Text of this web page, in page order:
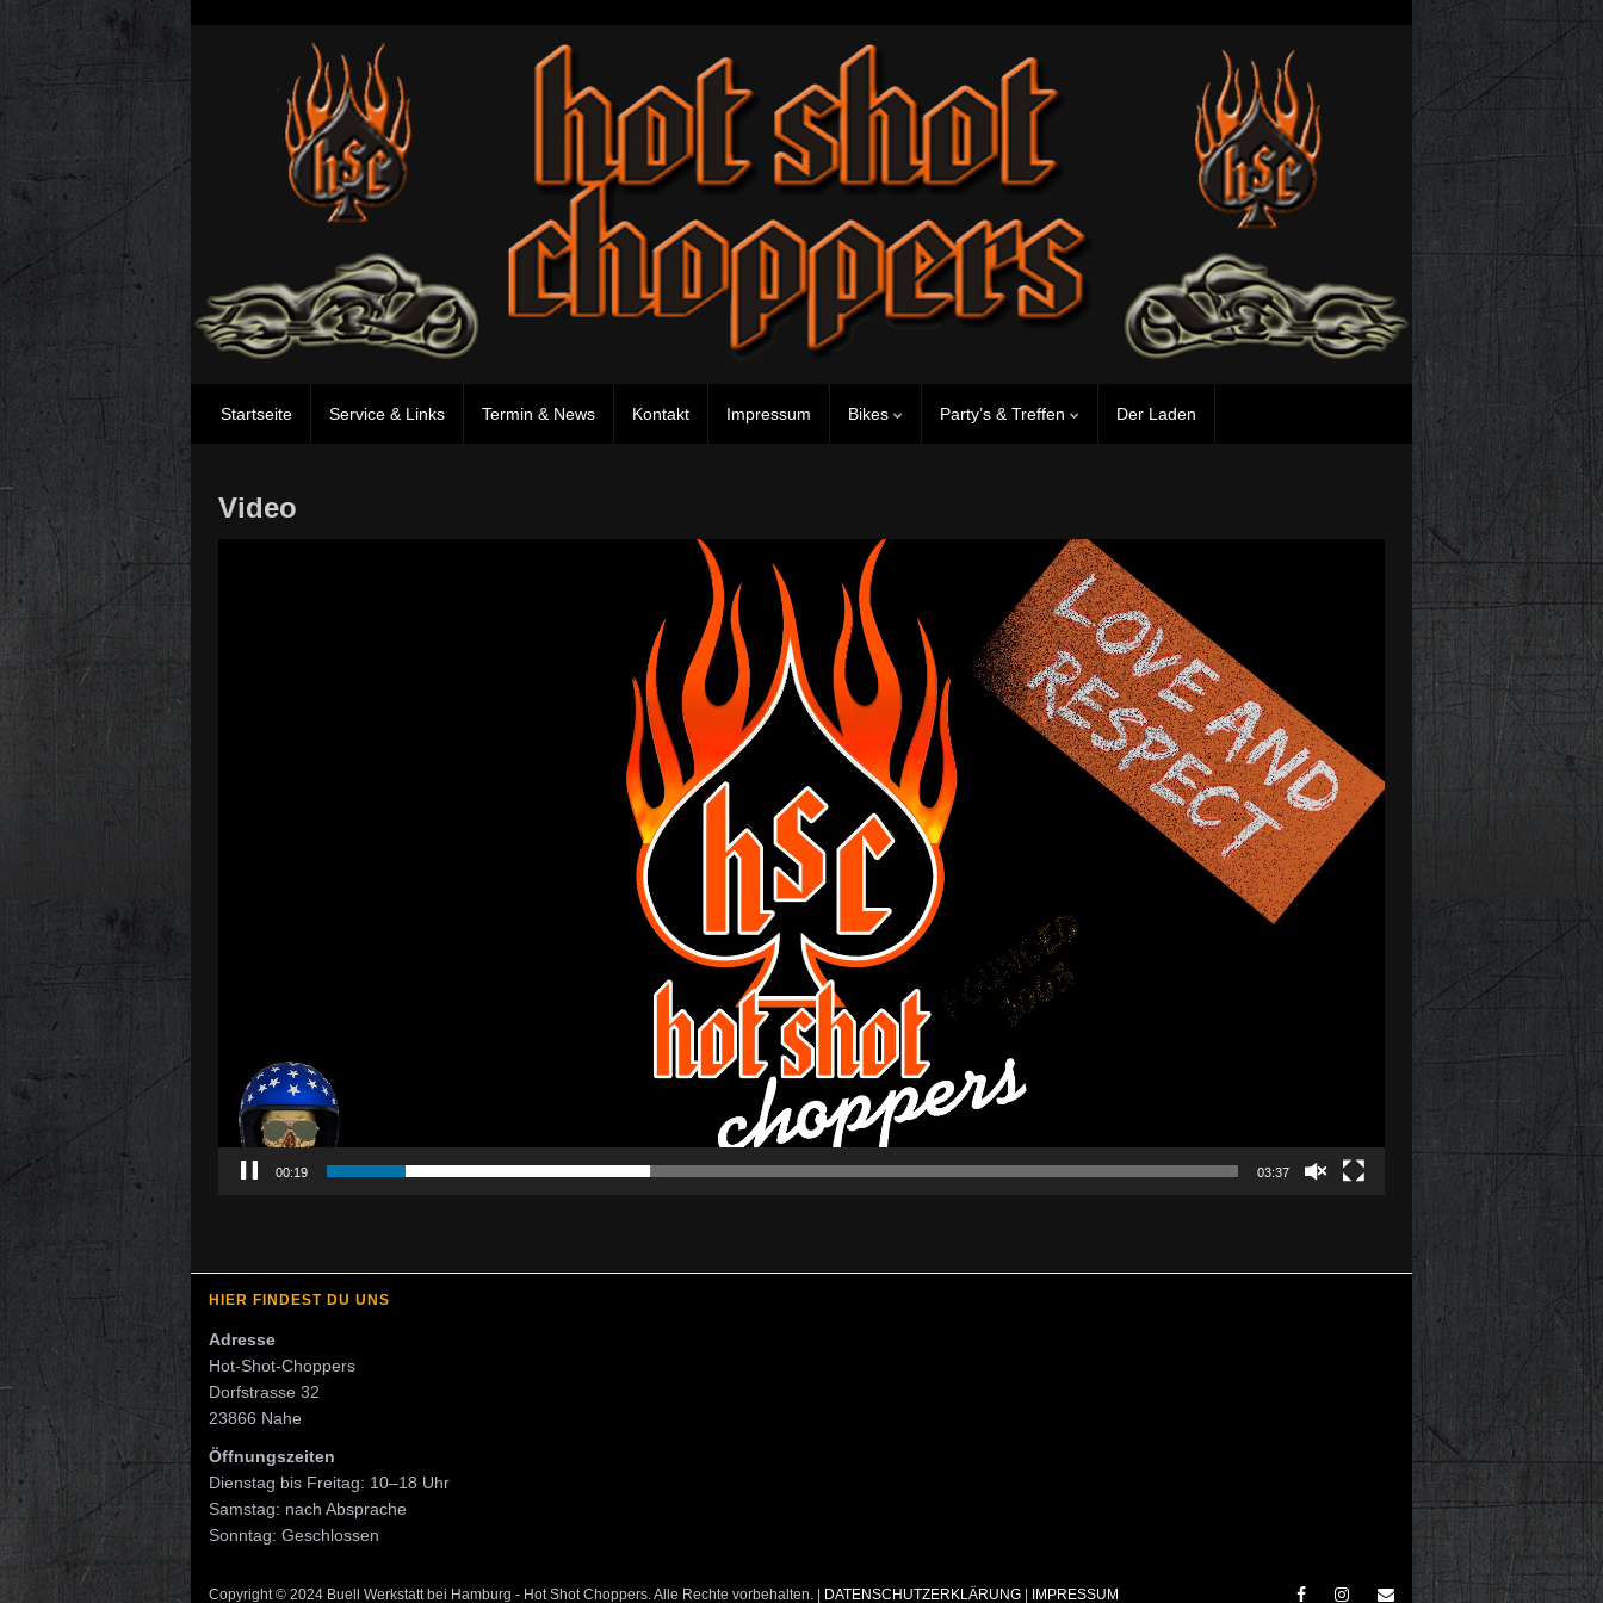
Startseite Service & Links Termin & News Kontakt Impressum Bikes Party’s & Treffen Der Laden
Video
00:19 03:37
HIER FINDEST DU UNS
Adresse
Hot-Shot-Choppers
Dorfstrasse 32
23866 Nahe
Öffnungszeiten
Dienstag bis Freitag: 10–18 Uhr
Samstag: nach Absprache
Sonntag: Geschlossen
Copyright © 2024 Buell Werkstatt bei Hamburg - Hot Shot Choppers. Alle Rechte vorbehalten. | DATENSCHUTZERKLÄRUNG IMPRESSUM